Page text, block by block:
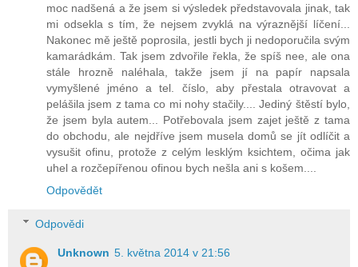
moc nadšená a že jsem si výsledek představovala jinak, tak
mi odsekla s tím, že nejsem zvyklá na výraznější líčení...
Nakonec mě ještě poprosila, jestli bych ji nedoporučila svým
kamarádkám. Tak jsem zdvořile řekla, že spíš nee, ale ona
stále hrozně naléhala, takže jsem jí na papír napsala
vymyšlené jméno a tel. číslo, aby přestala otravovat a
pelášila jsem z tama co mi nohy stačily.... Jediný štěstí bylo,
že jsem byla autem... Potřebovala jsem zajet ještě z tama
do obchodu, ale nejdříve jsem musela domů se jít odlíčit a
vysušit ofinu, protože z celým lesklým ksichtem, očima jak
uhel a rozčepířenou ofinou bych nešla ani s košem....
Odpovědět
Odpovědi
Unknown 5. května 2014 v 21:56